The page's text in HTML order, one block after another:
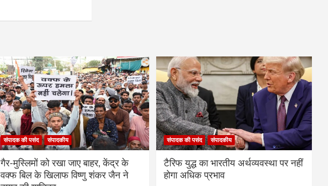
संपादक की पसंद संपादकीय
गैर-मुस्लिमों को रखा जाए बाहर, केंद्र के
वक्फ बिल के खिलाफ विष्णु शंकर जैन ने
संपादक की पसंद संपादकीय
टैरिफ युद्ध का भारतीय अर्थव्यवस्था पर नहीं
होगा अधिक प्रभाव